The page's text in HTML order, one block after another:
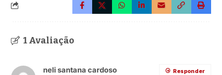
1 Avaliação
neli santana cardoso Responder